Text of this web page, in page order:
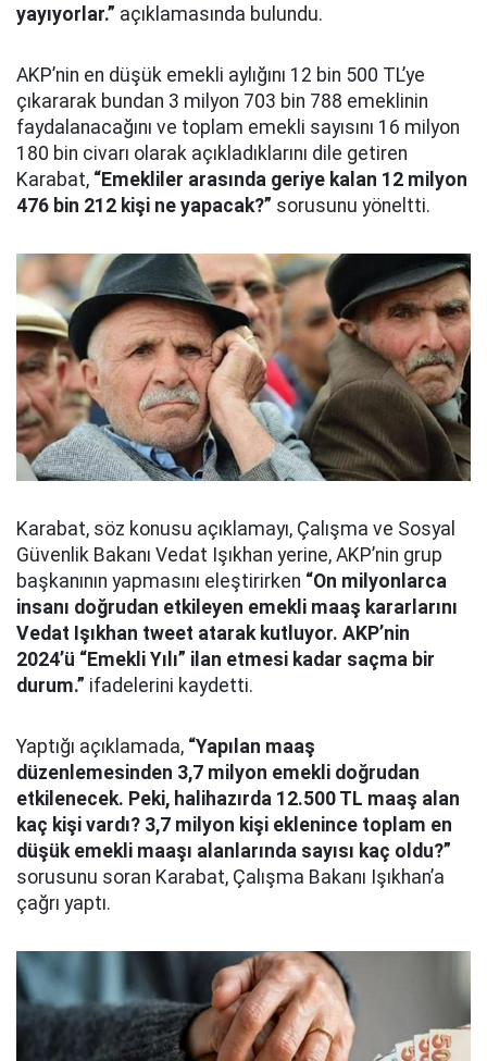
yayıyorlar.” açıklamasında bulundu.
AKP’nin en düşük emekli aylığını 12 bin 500 TL’ye
çıkararak bundan 3 milyon 703 bin 788 emeklinin
faydalanacağını ve toplam emekli sayısını 16 milyon
180 bin civarı olarak açıkladıklarını dile getiren
Karabat, “Emekliler arasında geriye kalan 12 milyon
476 bin 212 kişi ne yapacak?” sorusunu yöneltti.
Karabat, söz konusu açıklamayı, Çalışma ve Sosyal
Güvenlik Bakanı Vedat Işıkhan yerine, AKP’nin grup
başkanının yapmasını eleştirirken “On milyonlarca
insanı doğrudan etkileyen emekli maaş kararlarını
Vedat Işıkhan tweet atarak kutluyor. AKP’nin
2024’ü “Emekli Yılı” ilan etmesi kadar saçma bir
durum.” ifadelerini kaydetti.
Yaptığı açıklamada, “Yapılan maaş
düzenlemesinden 3,7 milyon emekli doğrudan
etkilenecek. Peki, halihazırda 12.500 TL maaş alan
kaç kişi vardı? 3,7 milyon kişi eklenince toplam en
düşük emekli maaşı alanlarında sayısı kaç oldu?”
sorusunu soran Karabat, Çalışma Bakanı Işıkhan’a
çağrı yaptı.